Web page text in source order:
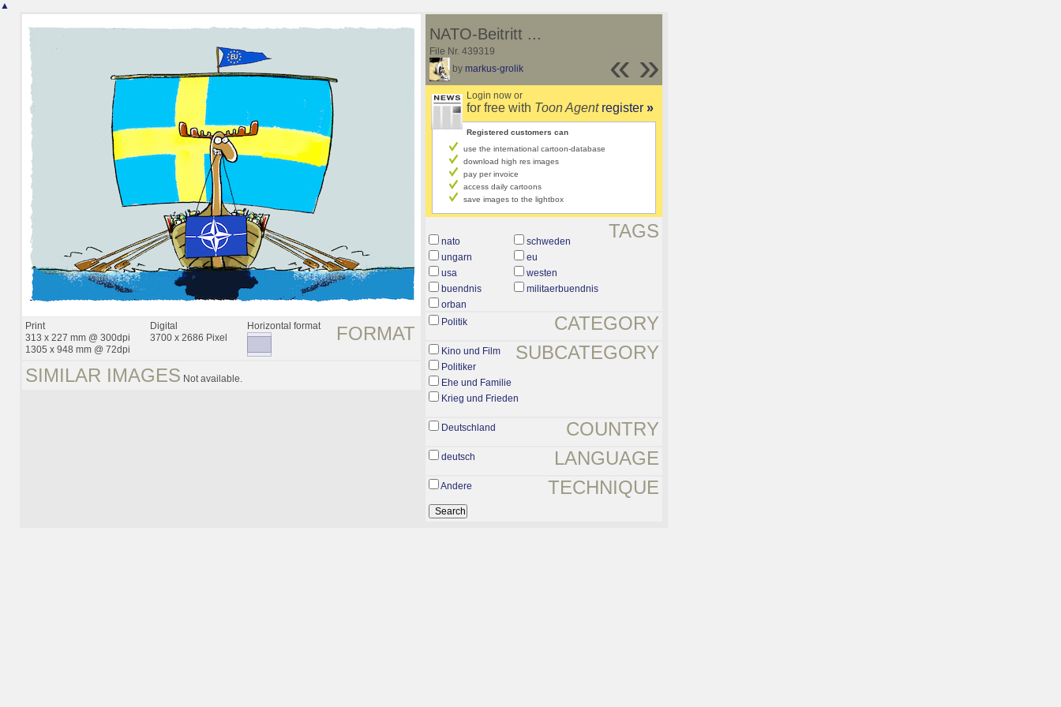
▲
FORMAT
Print
313 x 227 mm @ 300dpi
1305 x 948 mm @ 72dpi
Digital
3700 x 2686 Pixel
Horizontal format
SIMILAR IMAGES Not available.
»
«
NATO-Beitritt ...
File Nr. 439319
bymarkus-grolik
Login now or
for free with Toon Agent register »
Registered customers can
use the international cartoon-database
download high res images
pay per invoice
access daily cartoons
save images to the lightbox
TAGS
nato
schweden
ungarn
eu
usa
westen
buendnis
militaerbuendnis
orban
CATEGORY
Politik
SUBCATEGORY
Kino und Film
Politiker
Ehe und Familie
Krieg und Frieden
COUNTRY
Deutschland
LANGUAGE
deutsch
TECHNIQUE
Andere